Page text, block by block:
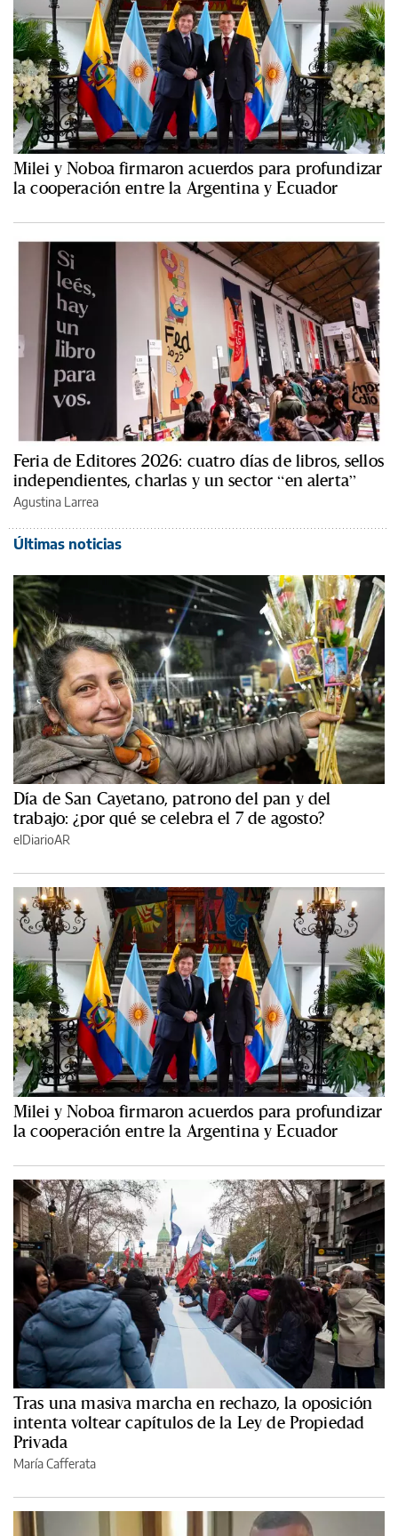
Milei y Noboa firmaron acuerdos para profundizar
la cooperación entre la Argentina y Ecuador
Feria de Editores 2026: cuatro días de libros, sellos
independientes, charlas y un sector “en alerta”
Agustina Larrea
Últimas noticias
Día de San Cayetano, patrono del pan y del
trabajo: ¿por qué se celebra el 7 de agosto?
elDiarioAR
Milei y Noboa firmaron acuerdos para profundizar
la cooperación entre la Argentina y Ecuador
Tras una masiva marcha en rechazo, la oposición
intenta voltear capítulos de la Ley de Propiedad
Privada
María Cafferata